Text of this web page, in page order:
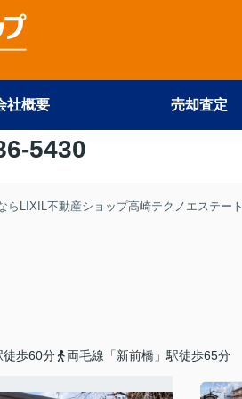
社概要 売却査定
5430
LIXIL不動産ショップ高崎テクノエステート
徒歩60分 両毛線「新前橋」駅徒歩65分